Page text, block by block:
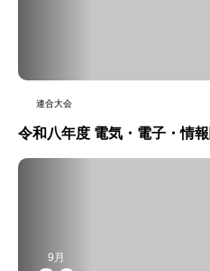
連合大会
令和八年度 電気・電子・情
9月